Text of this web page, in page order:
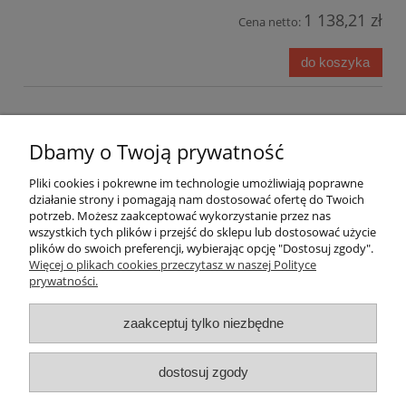
Cena netto: 1 138,21 zł
do koszyka
Pomoc
Moje konto
Płatności i dostawa
Informacje
O nas
Dbamy o Twoją prywatność
Pliki cookies i pokrewne im technologie umożliwiają poprawne
działanie strony i pomagają nam dostosować ofertę do Twoich
potrzeb. Możesz zaakceptować wykorzystanie przez nas
wszystkich tych plików i przejść do sklepu lub dostosować użycie
plików do swoich preferencji, wybierając opcję "Dostosuj zgody".
Więcej o plikach cookies przeczytasz w naszej Polityce
prywatności.
zaakceptuj tylko niezbędne
dostosuj zgody